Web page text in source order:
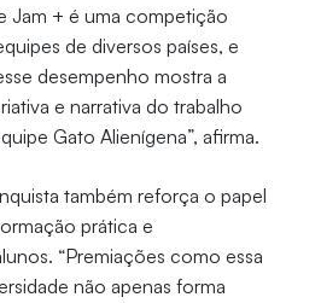
Jam + é uma competição
de diversos países, e
desempenho mostra a
e narrativa do trabalho
Gato Alienígena”, afirma.
também reforça o papel
prática e
“Premiações como essa
não apenas forma